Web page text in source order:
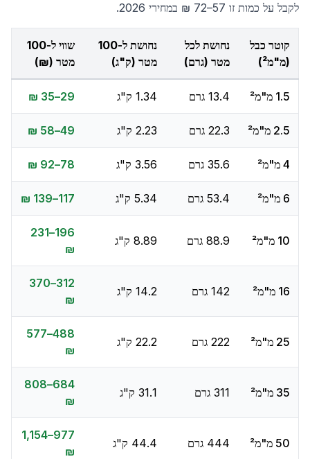
לקבל על כמות זו 57–72 ₪ במחירי 2026.
קוטר כבל
(מ"מ²)
נחושת לכל
מטר (גרם)
נחושת ל-100
מטר (ק"ג)
שווי ל-100
מטר (₪)
1.5 מ"מ² 13.4 גרם 1.34 ק"ג 29–35 ₪
2.5 מ"מ² 22.3 גרם 2.23 ק"ג 49–58 ₪
4 מ"מ² 35.6 גרם 3.56 ק"ג 78–92 ₪
6 מ"מ² 53.4 גרם 5.34 ק"ג 117–139 ₪
10 מ"מ² 88.9 גרם 8.89 ק"ג
196–231
₪
16 מ"מ² 142 גרם 14.2 ק"ג
312–370
₪
25 מ"מ² 222 גרם 22.2 ק"ג
488–577
₪
35 מ"מ² 311 גרם 31.1 ק"ג
684–808
₪
50 מ"מ² 444 גרם 44.4 ק"ג
977–1,154
₪